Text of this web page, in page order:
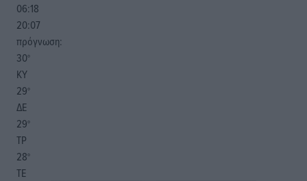
06:18
20:07
πρόγνωση:
30°
ΚΥ
29°
ΔΕ
29°
ΤΡ
28°
ΤΕ